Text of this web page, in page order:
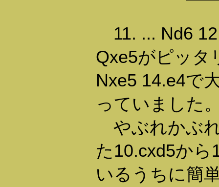
11. ... Nd6
Qxe5がピッタ
Nxe5 14.e4で
っていました
やぶれかぶ
た10.cxd5から
いるうちに簡